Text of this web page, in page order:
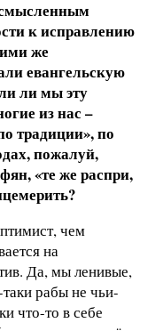
к исправлению
же
евангельскую
ли мы эту
из нас –
традиции», по
пожалуй,
«те же распри,
чем
на
Да, мы ленивые,
рабы не чьи-
что-то в себе